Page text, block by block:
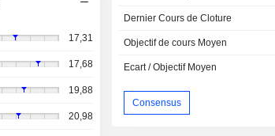
17,31
17,68
19,88
20,98
Dernier Cours de Cloture
Objectif de cours Moyen
Ecart / Objectif Moyen
Consensus